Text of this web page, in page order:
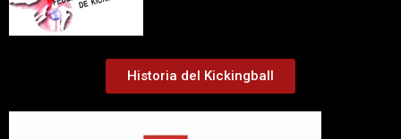
Historia del Kickingball